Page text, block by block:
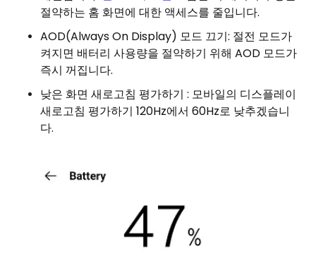
절약하는 홈 화면에 대한 액세스를 줄입니다.
AOD(Always On Display) 모드 끄기: 절전 모드가
켜지면 배터리 사용량을 절약하기 위해 AOD 모드가
즉시 꺼집니다.
낮은 화면 새로고침 평가하기 : 모바일의 디스플레이
새로고침 평가하기 120Hz에서 60Hz로 낮추겠습니
다.